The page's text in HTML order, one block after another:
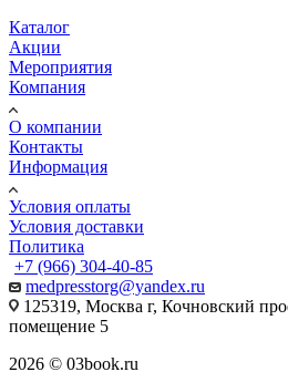
Каталог
Акции
Мероприятия
Компания
О компании
Контакты
Информация
Условия оплаты
Условия доставки
Политика
+7 (966) 304-40-85
medpresstorg@yandex.ru
125319, Москва г, Кочновский
помещение 5
2026 © 03book.ru